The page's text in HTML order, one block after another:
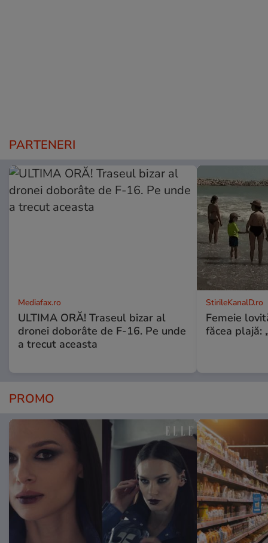
PARTENERI
Mediafax.ro
ULTIMA ORĂ! Traseul bizar al
dronei doborâte de F-16. Pe unde
a trecut aceasta
StirileKanalD.ro
Femeie
făcea plajă:
PROMO